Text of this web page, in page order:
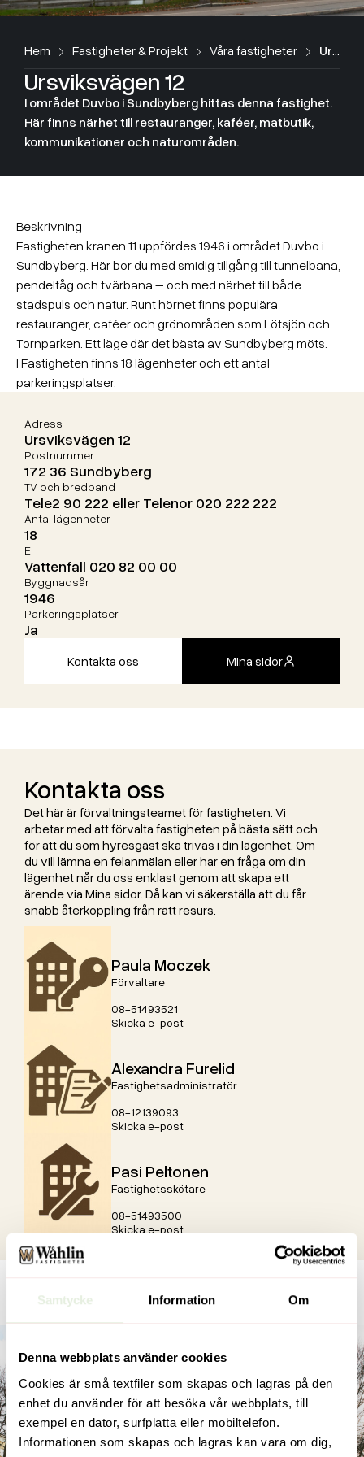
Samtycke Information Om
Denna webbplats använder cookies
Cookies är små textfiler som skapas och lagras på den
enhet du använder för att besöka vår webbplats, till
exempel en dator, surfplatta eller mobiltelefon.
Informationen som skapas och lagras kan vara om dig,
Hem Fastigheter & Projekt Våra fastigheter Ursviksvägen 12
Ursviksvägen 12
I området Duvbo i Sundbyberg hittas denna fastighet.
Här finns närhet till restauranger, kaféer, matbutik,
kommunikationer och naturområden.
Beskrivning
Fastigheten kranen 11 uppfördes 1946 i området Duvbo i
Sundbyberg. Här bor du med smidig tillgång till tunnelbana,
pendeltåg och tvärbana – och med närhet till både
stadspuls och natur. Runt hörnet finns populära
restauranger, caféer och grönområden som Lötsjön och
Tornparken. Ett läge där det bästa av Sundbyberg möts.
I Fastigheten finns 18 lägenheter och ett antal
parkeringsplatser.
Adress
Ursviksvägen 12
Postnummer
172 36 Sundbyberg
TV och bredband
Tele2 90 222 eller Telenor 020 222 222
Antal lägenheter
18
El
Vattenfall 020 82 00 00
Byggnadsår
1946
Parkeringsplatser
Ja
Kontakta oss Mina sidor
Kontakta oss
Det här är förvaltningsteamet för fastigheten. Vi
arbetar med att förvalta fastigheten på bästa sätt och
för att du som hyresgäst ska trivas i din lägenhet. Om
du vill lämna en felanmälan eller har en fråga om din
lägenhet når du oss enklast genom att skapa ett
ärende via Mina sidor. Då kan vi säkerställa att du får
snabb återkoppling från rätt resurs.
Paula Moczek
Förvaltare
08-51493521
Skicka e-post
Alexandra Furelid
Fastighetsadministratör
08-12139093
Skicka e-post
Pasi Peltonen
Fastighetsskötare
08-51493500
Skicka e-post